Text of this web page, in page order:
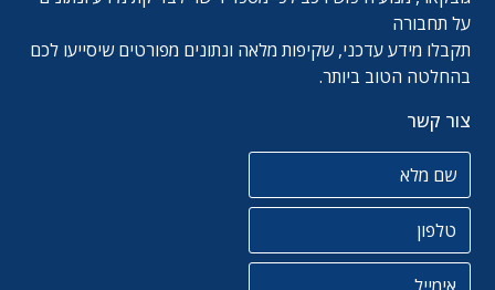
על תחבורה
תקבלו מידע עדכני, שקיפות מלאה ונתונים מפורטים שיסייעו לכם
בהחלטה הטוב ביותר.
צור קשר
טלפון